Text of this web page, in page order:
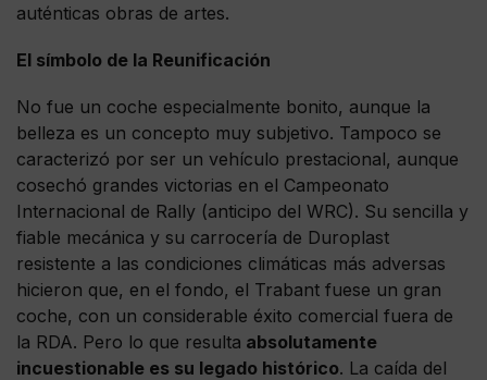
auténticas obras de artes.
El símbolo de la Reunificación
No fue un coche especialmente bonito, aunque la
belleza es un concepto muy subjetivo. Tampoco se
caracterizó por ser un vehículo prestacional, aunque
cosechó grandes victorias en el Campeonato
Internacional de Rally (anticipo del WRC). Su sencilla y
fiable mecánica y su carrocería de Duroplast
resistente a las condiciones climáticas más adversas
hicieron que, en el fondo, el Trabant fuese un gran
coche, con un considerable éxito comercial fuera de
la RDA. Pero lo que resulta absolutamente
incuestionable es su legado histórico. La caída del